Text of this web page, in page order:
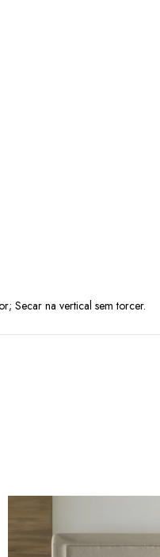
Secar na vertical sem torcer.